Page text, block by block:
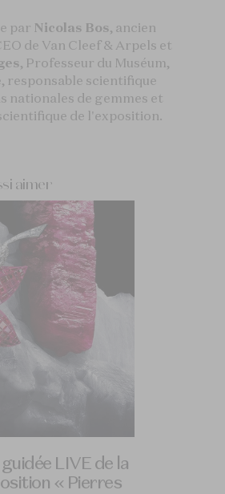
par Nicolas Bos, ancien
de Van Cleef & Arpels et
, Professeur du Muséum,
responsable scientifique
nationales de gemmes et
de l'exposition.
aimer
LIVE de la
« Pierres